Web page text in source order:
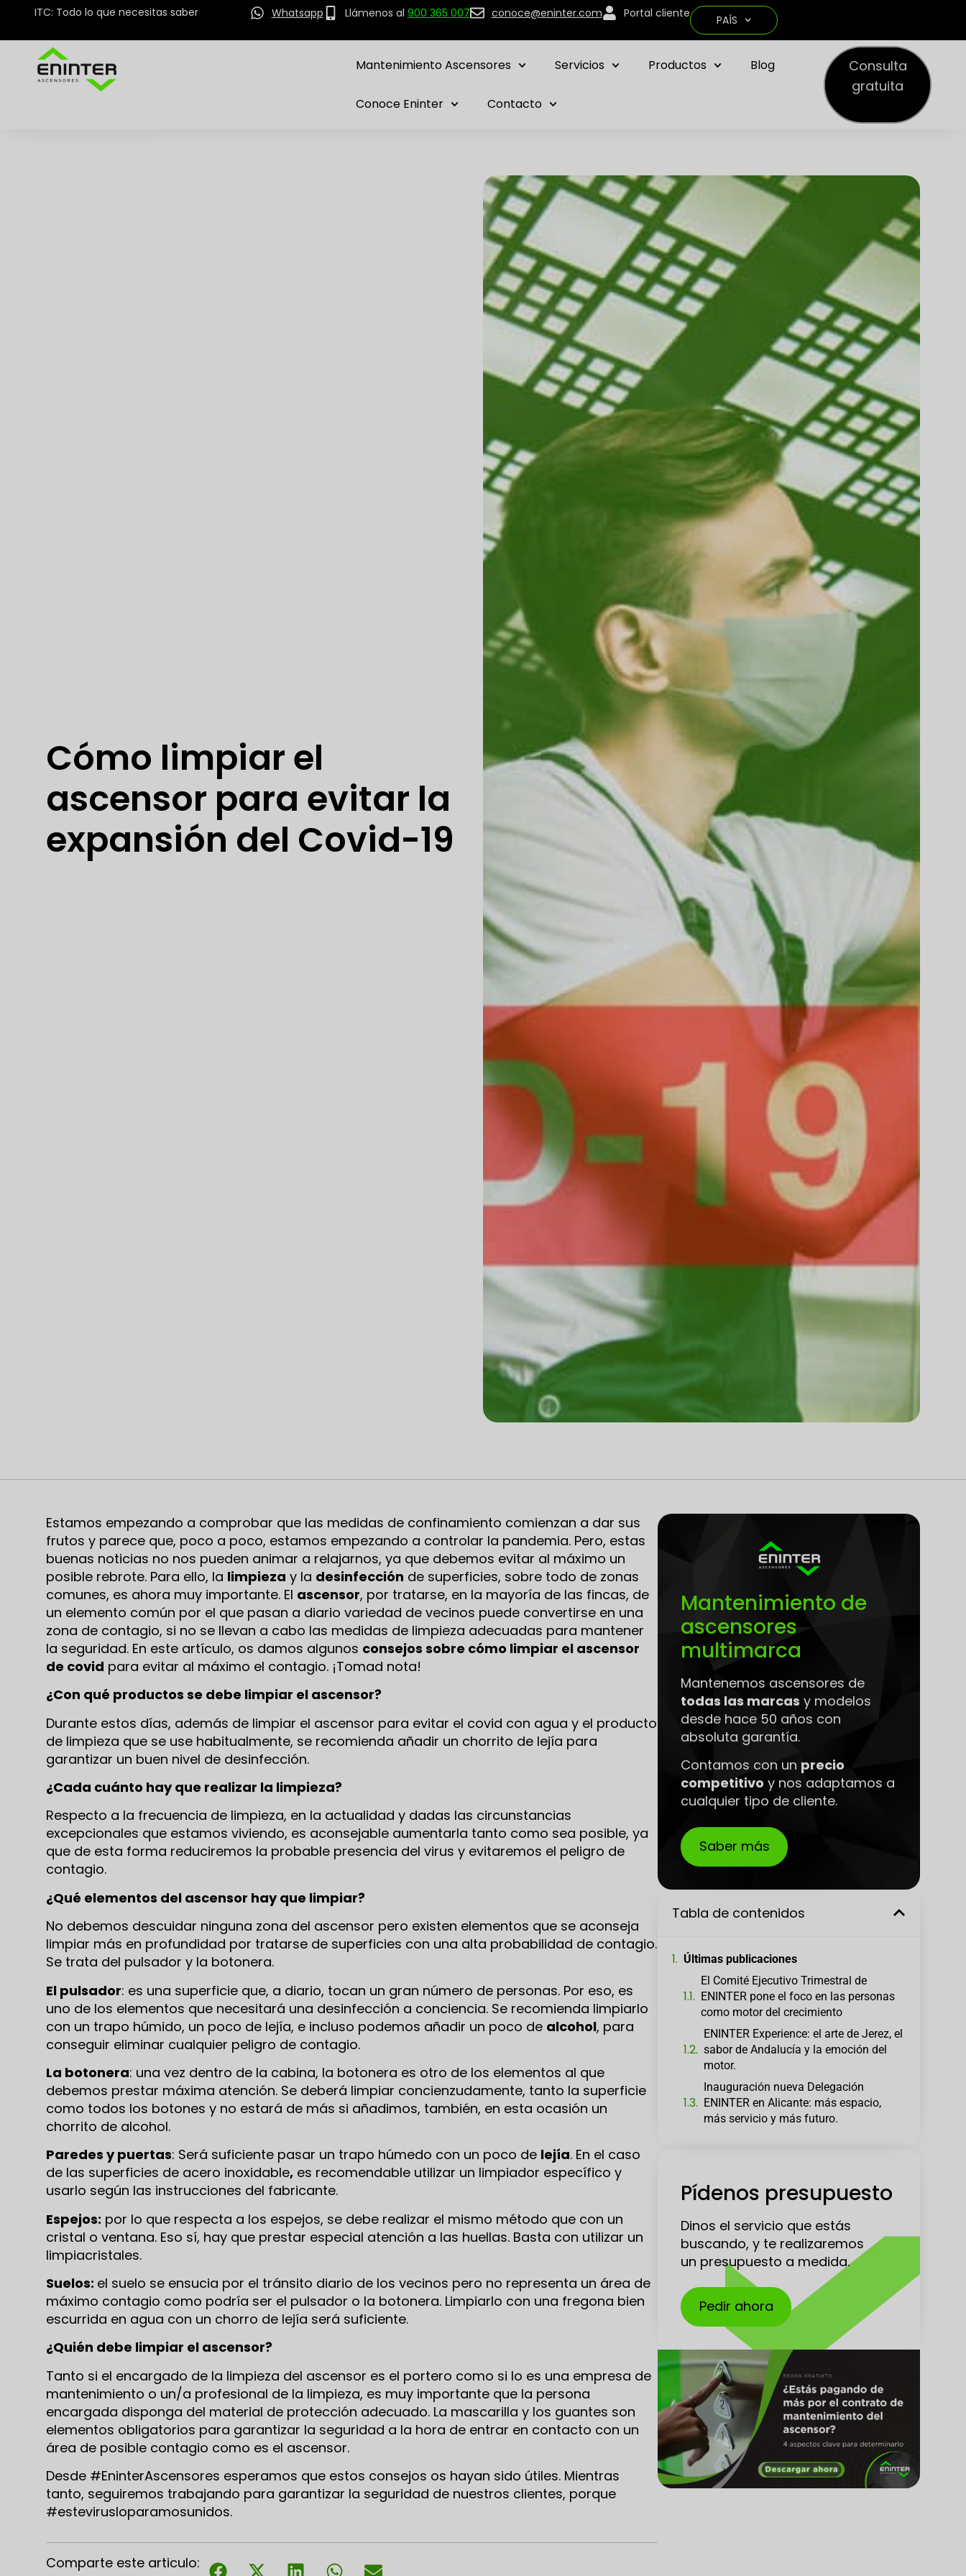
ITC: Todo lo que necesitas saber Whatsapp Llámenos al 900 365 007 conoce@eninter.com Portal cliente PAÍS
Mantenimiento Ascensores Servicios Productos Blog
Conoce Eninter Contacto
Consulta
gratuita
Cómo limpiar el
ascensor para evitar la
expansión del Covid-19
Estamos empezando a comprobar que las medidas de confinamiento comienzan a dar sus
frutos y parece que, poco a poco, estamos empezando a controlar la pandemia. Pero, estas
buenas noticias no nos pueden animar a relajarnos, ya que debemos evitar al máximo un
posible rebrote. Para ello, la limpieza y la desinfección de superficies, sobre todo de zonas
comunes, es ahora muy importante. El ascensor, por tratarse, en la mayoría de las fincas, de
un elemento común por el que pasan a diario variedad de vecinos puede convertirse en una
zona de contagio, si no se llevan a cabo las medidas de limpieza adecuadas para mantener
la seguridad. En este artículo, os damos algunos consejos sobre cómo limpiar el ascensor
de covid para evitar al máximo el contagio. ¡Tomad nota!
¿Con qué productos se debe limpiar el ascensor?
Durante estos días, además de limpiar el ascensor para evitar el covid con agua y el producto
de limpieza que se use habitualmente, se recomienda añadir un chorrito de lejía para
garantizar un buen nivel de desinfección.
¿Cada cuánto hay que realizar la limpieza?
Respecto a la frecuencia de limpieza, en la actualidad y dadas las circunstancias
excepcionales que estamos viviendo, es aconsejable aumentarla tanto como sea posible, ya
que de esta forma reduciremos la probable presencia del virus y evitaremos el peligro de
contagio.
¿Qué elementos del ascensor hay que limpiar?
No debemos descuidar ninguna zona del ascensor pero existen elementos que se aconseja
limpiar más en profundidad por tratarse de superficies con una alta probabilidad de contagio.
Se trata del pulsador y la botonera.
El pulsador: es una superficie que, a diario, tocan un gran número de personas. Por eso, es
uno de los elementos que necesitará una desinfección a conciencia. Se recomienda limpiarlo
con un trapo húmido, un poco de lejía, e incluso podemos añadir un poco de alcohol, para
conseguir eliminar cualquier peligro de contagio.
La botonera: una vez dentro de la cabina, la botonera es otro de los elementos al que
debemos prestar máxima atención. Se deberá limpiar concienzudamente, tanto la superficie
como todos los botones y no estará de más si añadimos, también, en esta ocasión un
chorrito de alcohol.
Paredes y puertas: Será suficiente pasar un trapo húmedo con un poco de lejía. En el caso
de las superficies de acero inoxidable, es recomendable utilizar un limpiador específico y
usarlo según las instrucciones del fabricante.
Espejos: por lo que respecta a los espejos, se debe realizar el mismo método que con un
cristal o ventana. Eso sí, hay que prestar especial atención a las huellas. Basta con utilizar un
limpiacristales.
Suelos: el suelo se ensucia por el tránsito diario de los vecinos pero no representa un área de
máximo contagio como podría ser el pulsador o la botonera. Limpiarlo con una fregona bien
escurrida en agua con un chorro de lejía será suficiente.
¿Quién debe limpiar el ascensor?
Tanto si el encargado de la limpieza del ascensor es el portero como si lo es una empresa de
mantenimiento o un/a profesional de la limpieza, es muy importante que la persona
encargada disponga del material de protección adecuado. La mascarilla y los guantes son
elementos obligatorios para garantizar la seguridad a la hora de entrar en contacto con un
área de posible contagio como es el ascensor.
Desde #EninterAscensores esperamos que estos consejos os hayan sido útiles. Mientras
tanto, seguiremos trabajando para garantizar la seguridad de nuestros clientes, porque
#estevirusloparamosunidos.
Comparte este articulo:
Mantenimiento de
ascensores
multimarca
Mantenemos ascensores de
todas las marcas y modelos
desde hace 50 años con
absoluta garantía.
Contamos con un precio
competitivo y nos adaptamos a
cualquier tipo de cliente.
Saber más
Tabla de contenidos
Últimas publicaciones
El Comité Ejecutivo Trimestral de
ENINTER pone el foco en las personas
como motor del crecimiento
ENINTER Experience: el arte de Jerez, el
sabor de Andalucía y la emoción del
motor.
Inauguración nueva Delegación
ENINTER en Alicante: más espacio,
más servicio y más futuro.
Pídenos presupuesto
Dinos el servicio que estás
buscando, y te realizaremos
un presupuesto a medida.
Pedir ahora